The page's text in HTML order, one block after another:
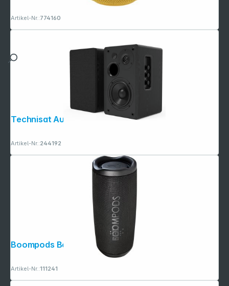
Artikel-Nr.:774160
Technisat Audiomaster RLS 1
Artikel-Nr.:244192
Boompods Beachboom 35 Black
Artikel-Nr.:111241